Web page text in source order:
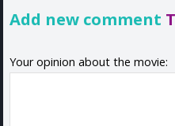
Add new comment
Your opinion about the movie: